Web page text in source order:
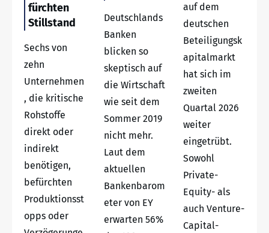
fürchten
Stillstand
Sechs von
zehn
Unternehmen
, die kritische
Rohstoffe
direkt oder
indirekt
benötigen,
befürchten
Produktionsst
opps oder
Deutschlands
Banken
blicken so
skeptisch auf
die Wirtschaft
wie seit dem
Sommer 2019
nicht mehr.
Laut dem
aktuellen
Bankenbarom
eter von EY
erwarten 56%
auf dem
deutschen
Beteiligungsk
apitalmarkt
hat sich im
zweiten
Quartal 2026
weiter
eingetrübt.
Sowohl
Private-
Equity- als
auch Venture-
Capital-